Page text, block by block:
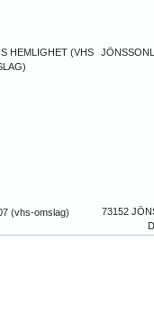
HEMLIGHET (VHS
(vhs-omslag)
73152